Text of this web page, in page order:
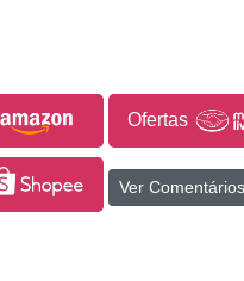
Ofertas
Ver Comentários